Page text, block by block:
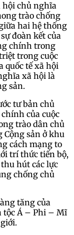
chủ nghĩa
trào chống
hai hệ thống
đoàn kết của
chính trong
trong cuộc
quốc tế xã hội
xã hội là
sản.
tư bản chủ
của cuộc
trào dân chủ
Cộng sản ở khu
cách mạng to
trí thức tiến bộ,
hút các lực
chống chủ
tăng của
tộc Á – Phi – Mĩ